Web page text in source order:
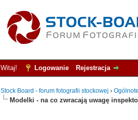
Witaj! Logowanie Rejestracja
Stock Board - forum fotografii stockowej ›
Modelki - na co zwracają uwagę